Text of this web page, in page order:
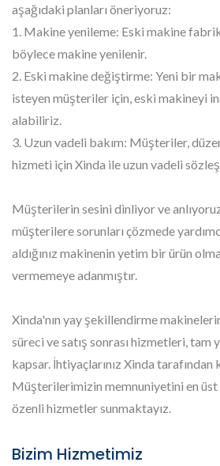
aşağıdaki planları öneriyoruz:
1. Makine yenileme: Eski makine
böylece makine yenilenir.
2. Eski makine değiştirme: Yeni bir
isteyen müşteriler için, eski makineyi
alabiliriz.
3. Uzun vadeli bakım: Müşteriler,
hizmeti için Xinda ile uzun vadeli
Müşterilerin sesini dinliyor ve
müşterilere sorunları çözmede
aldığınız makinenin yetim bir ürün
vermemeye adanmıştır.
Xinda'nın yay şekillendirme
süreci ve satış sonrası hizmetleri, tam
kapsar. İhtiyaçlarınız Xinda tarafından
Müşterilerimizin memnuniyetini en üst
özenli hizmetler sunmaktayız.
Bizim Hizmetimiz